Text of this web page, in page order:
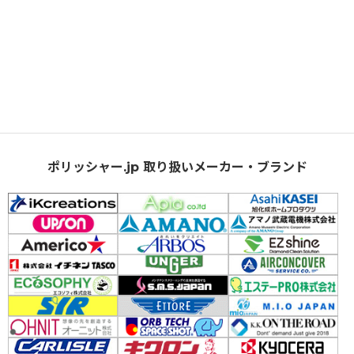
ポリッシャー.jp 取り扱いメーカー・ブランド